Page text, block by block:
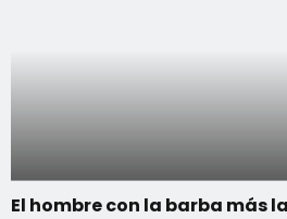
El hombre con la barba más